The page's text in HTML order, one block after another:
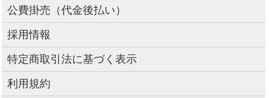
公費掛売（代金後払い）
採用情報
特定商取引法に基づく表示
利用規約